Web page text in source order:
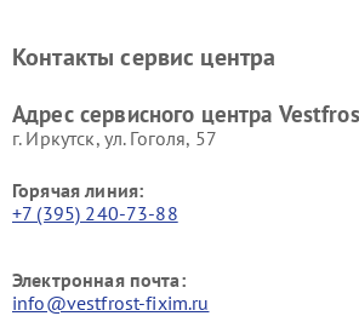
Vestfrost
Контакты сервис центра
Адрес сервисного центра
г. Иркутск, ул. ​Гоголя, 57
Горячая линия:
+7 (395) 240-73-88
Электронная почта:
info@vestfrost-fixim.ru